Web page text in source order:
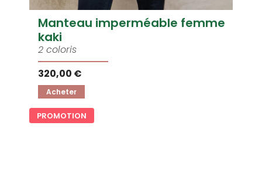
Manteau imperméable femme
kaki
2 coloris
320,00 €
Acheter
PROMOTION